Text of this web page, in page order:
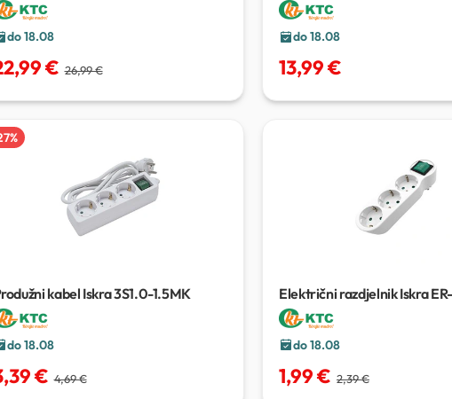
do 18.08
€ 26,99 €
do 18.08
13,99 €
%
kabel Iskra 3S1.0-1.5MK
do 18.08
€ 4,69 €
Električni razdjelnik Iskra
do 18.08
1,99 € 2,39 €